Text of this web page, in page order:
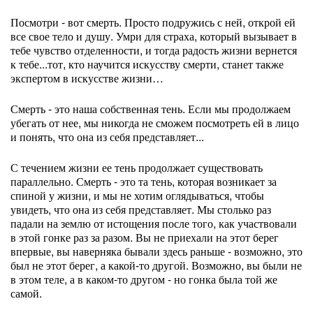
Посмотри - вот смерть. Просто подружись с ней, открой ей
все свое тело и душу. Умри для страха, который вызывает в
тебе чувство отделенности, и тогда радость жизни вернется
к тебе...тот, кто научится искусству смерти, станет также
экспертом в искусстве жизни…
Смерть - это наша собственная тень. Если мы продолжаем
убегать от нее, мы никогда не сможем посмотреть ей в лицо
и понять, что она из себя представляет...
С течением жизни ее тень продолжает существовать
параллельно. Смерть - это та тень, которая возникает за
спиной у жизни, и мы не хотим оглядываться, чтобы
увидеть, что она из себя представляет. Мы столько раз
падали на землю от истощения после того, как участвовали
в этой гонке раз за разом. Вы не приехали на этот берег
впервые, вы наверняка бывали здесь раньше - возможно, это
был не этот берег, а какой-то другой. Возможно, вы были не
в этом теле, а в каком-то другом - но гонка была той же
самой.